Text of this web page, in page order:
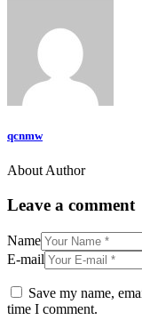
qcnmw
About Author
Leave a comment
Name
E-mail
Save my name,
time I comment.